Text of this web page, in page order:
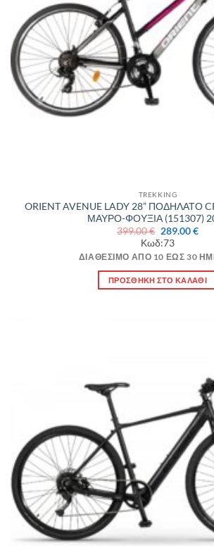
TREKKING
ORIENT AVENUE LADY 28” ΠΟΔΗΛΑΤΟ
ΜΑΥΡΟ-ΦΟΥΞΙΑ (151307)
399.00€ Original
price
was:
399.00 €.
289.00€Η
Κωδ:73
ΔΙΑΘΈΣΙΜΟ ΑΠΌ 10 ΈΩΣ 30
ΠΡΟΣΘΉΚΗ ΣΤΟ ΚΑΛΆΘΙ